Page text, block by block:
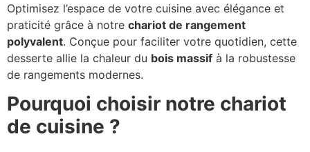
Optimisez l’espace de votre cuisine avec élégance et
praticité grâce à notre chariot de rangement
polyvalent. Conçue pour faciliter votre quotidien, cette
desserte allie la chaleur du bois massif à la robustesse
de rangements modernes.
Pourquoi choisir notre chariot
de cuisine ?